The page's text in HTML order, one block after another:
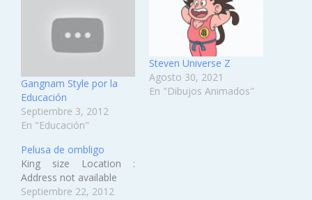
Gangnam Style por la
Educación
Septiembre 3, 2012
En "Educación"
Steven Universe Z
Agosto 30, 2021
En "Dibujos Animados"
Pelusa de ombligo
King size Location :
Address not available
Septiembre 22, 2012